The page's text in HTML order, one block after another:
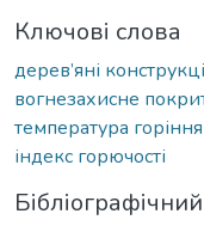
Ключові слова
дерев’яні
вогнезахисне
температура горіння
індекс горючості